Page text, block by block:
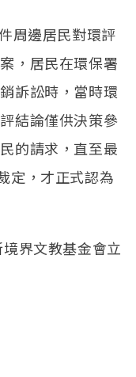
周邊居民對環評
，居民在環保署
訴訟時，當時環
結論僅供決策參
的請求，直至最
定，才正式認為
界文教基金會立